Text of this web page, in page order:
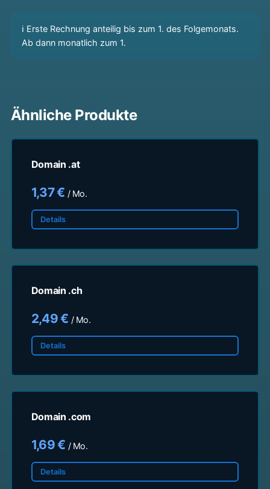
ℹ Erste Rechnung anteilig bis zum 1. des Folgemonats.
Ab dann monatlich zum 1.
Ähnliche Produkte
Domain .at
1,37 €/ Mo.
Details
Domain .ch
2,49 €/ Mo.
Details
Domain .com
1,69 € / Mo.
Details